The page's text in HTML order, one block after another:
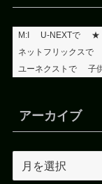
M:I U-NEXTで ★
ネットフリックスで
ユーネクストで
子
アーカイブ
ー